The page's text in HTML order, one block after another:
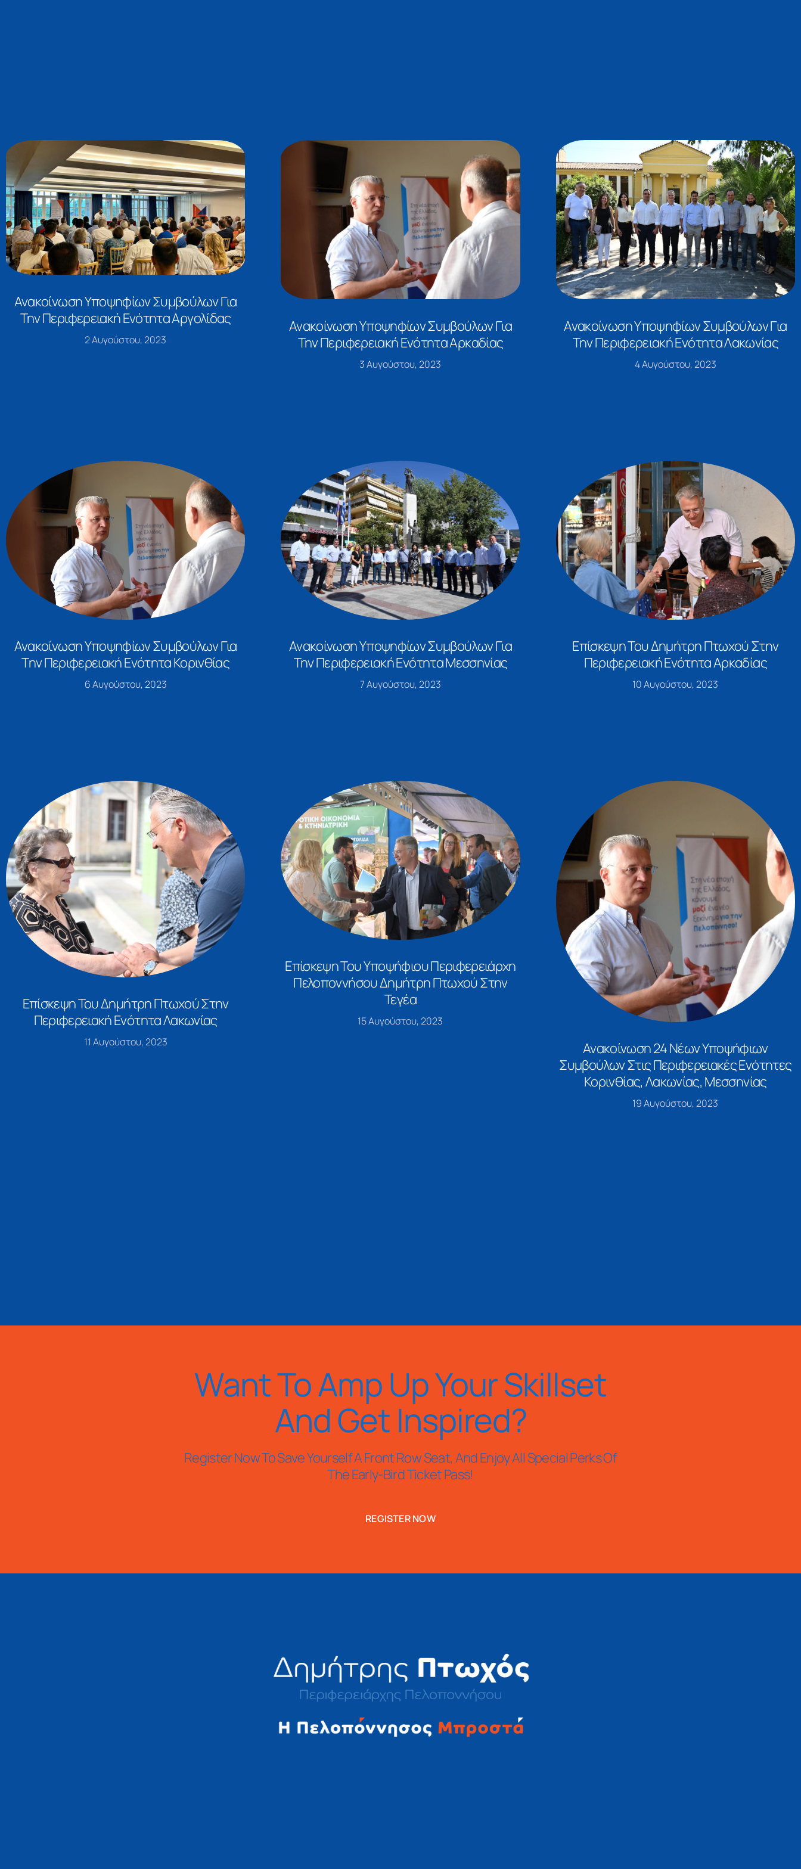
Ανακοίνωση Υποψηφίων Συμβούλων Για
Την Περιφερειακή Ενότητα Αργολίδας
2 Αυγούστου, 2023
Ανακοίνωση Υποψηφίων Συμβούλων Για
Την Περιφερειακή Ενότητα Αρκαδίας
3 Αυγούστου, 2023
Ανακοίνωση Υποψηφίων Συμβούλων Για
Την Περιφερειακή Ενότητα Λακωνίας
4 Αυγούστου, 2023
Ανακοίνωση Υποψηφίων Συμβούλων Για
Την Περιφερειακή Ενότητα Κορινθίας
6 Αυγούστου, 2023
Ανακοίνωση Υποψηφίων Συμβούλων Για
Την Περιφερειακή Ενότητα Μεσσηνίας
7 Αυγούστου, 2023
Επίσκεψη Του Δημήτρη Πτωχού Στην
Περιφερειακή Ενότητα Αρκαδίας
10 Αυγούστου, 2023
Επίσκεψη Του Δημήτρη Πτωχού Στην
Περιφερειακή Ενότητα Λακωνίας
11 Αυγούστου, 2023
Επίσκεψη Του Υποψήφιου Περιφερειάρχη
Πελοποννήσου Δημήτρη Πτωχού Στην
Τεγέα
15 Αυγούστου, 2023
Ανακοίνωση 24 Νέων Υποψήφιων
Συμβούλων Στις Περιφερειακές Ενότητες
Κορινθίας, Λακωνίας, Μεσσηνίας
19 Αυγούστου, 2023
Want To Amp Up Your Skillset
And Get Inspired?
Register Now To Save Yourself A Front Row Seat, And Enjoy All Special Perks Of
The Early-Bird Ticket Pass!
REGISTER NOW